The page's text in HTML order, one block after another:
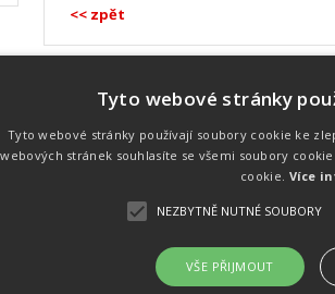
<< zpět
Tato
Náš tým
Náš tým je
úrovni zajistit
soutěží.
místě, měření,
bez písemného souhlasu
Tyto webové stránky
Tyto webové stránky používají soubory cookie ke
webových stránek souhlasíte se všemi soubory
cookie. Více
NEZBYTNĚ NUTNÉ SOUBORY
VŠE PŘIJMOUT